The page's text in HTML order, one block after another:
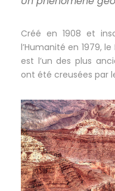
Créé en 1908 et
l’Humanité en 1979,
est l’un des plus
ont été creusées par